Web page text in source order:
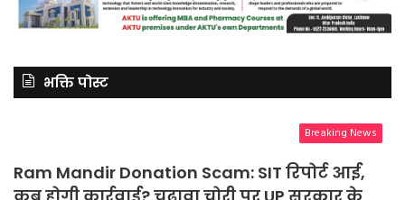
भक्ति पोस्ट
Breaking News
Ram Mandir Donation Scam: SIT रिपोर्ट आई,